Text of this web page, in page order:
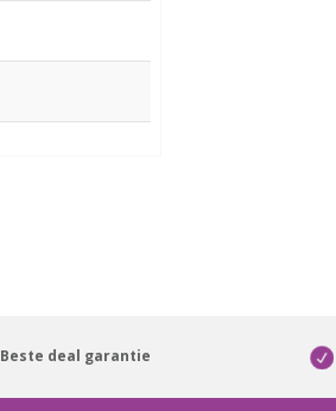
Beste deal garantie